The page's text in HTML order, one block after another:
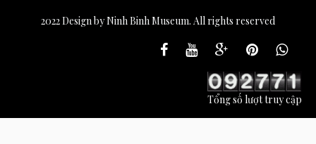
2022 Design by Ninh Binh Museum. All rights reserved
Tổng số lượt truy cập